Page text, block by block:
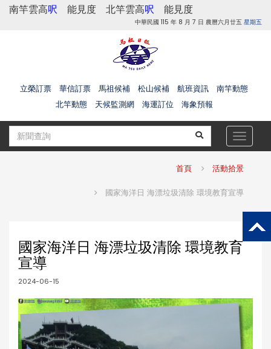
南竿雲高呎 能見度 北竿雲高呎 能見度
中華民國 115 年 8 月 7 日 農曆六月廿五 星期五
立榮訂票 華信訂票 馬祖候補 松山候補 航班資訊
南竿動態
北竿動態
天候監測網 海運訂位 海象預報
Toggle
首頁 活動拾景
國家海洋日 海漂垃圾清除 環境教育宣導
國家海洋日 海漂垃圾清除 環境教育
宣導
2024-06-15